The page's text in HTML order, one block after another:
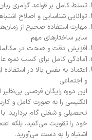
تسلط کامل بر قواعد گرامری
توانایی شناسایی و اصلاح
مهارت استفاده صحیح از
سایر ساختارهای مهم
افزایش دقت و صحت در
آمادگی کامل برای کسب نمره
اعتماد به نفس بالا در
و اجتماعی
این دوره رایگان فرصتی
انگلیسی را به صورت کامل و
تحصیلی و شغلی گام بردارید.
خود را تقویت می‌کنید، بلکه
اشتباه را به دست می‌آورید.